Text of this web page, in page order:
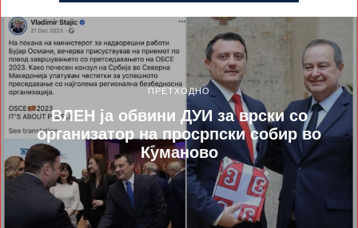
ПРЕТХОДНО
ВЛЕН ја обвини ДУИ за врски со
организатор на просрпски собир во
Куманово